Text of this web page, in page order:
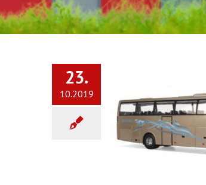
23.
10.2019